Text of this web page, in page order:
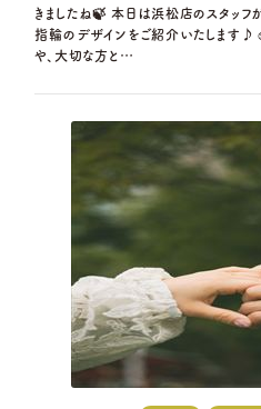
きましたね🍃 本日は浜松店のスタッフ
指輪のデザインをご紹介いたします
や、大切な方と…